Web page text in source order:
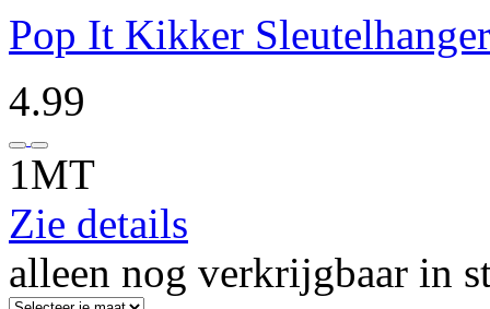
Pop It Kikker
4.99
1MT
Zie details
alleen nog verkrijgbaar in